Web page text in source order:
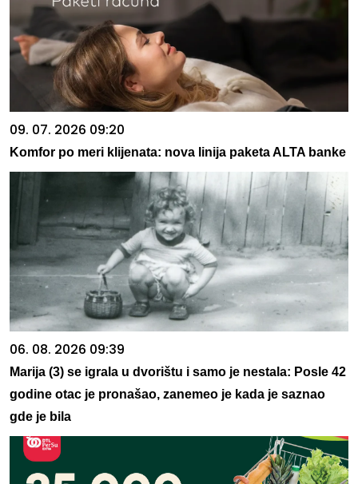
09. 07. 2026 09:20
Komfor po meri klijenata: nova linija paketa ALTA banke
06. 08. 2026 09:39
Marija (3) se igrala u dvorištu i samo je nestala: Posle 42
godine otac je pronašao, zanemeo je kada je saznao
gde je bila